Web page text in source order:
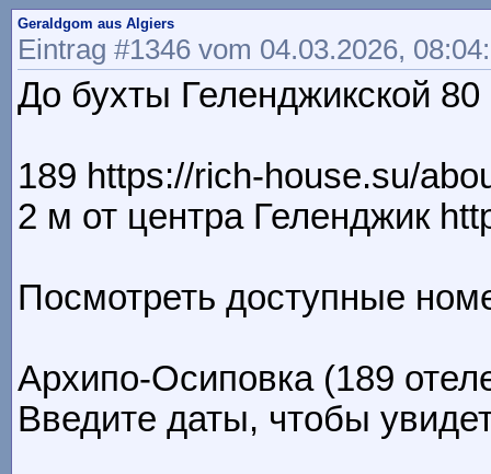
Geraldgom aus Algiers
Eintrag #1346 vom 04.03.2026,
До бухты Геленджикской
189 https://rich-house.su/
2 м от центра Геленджик
Посмотреть доступные
Архипо-Осиповка (189
Введите даты, чтобы